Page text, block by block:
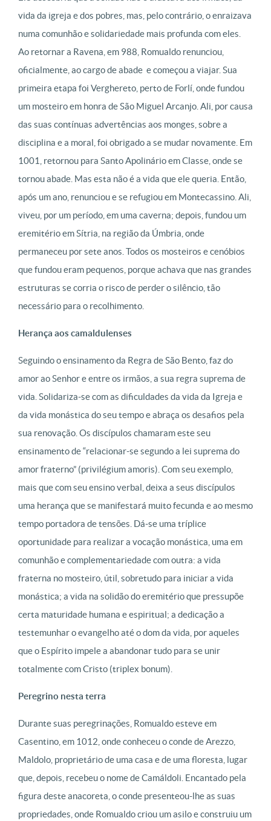
vida da igreja e dos pobres, mas, pelo contrário, o enraizava
numa comunhão e solidariedade mais profunda com eles.
Ao retornar a Ravena, em 988, Romualdo renunciou,
oficialmente, ao cargo de abade e começou a viajar. Sua
primeira etapa foi Verghereto, perto de Forlí, onde fundou
um mosteiro em honra de São Miguel Arcanjo. Ali, por causa
das suas contínuas advertências aos monges, sobre a
disciplina e a moral, foi obrigado a se mudar novamente. Em
1001, retornou para Santo Apolinário em Classe, onde se
tornou abade. Mas esta não é a vida que ele queria. Então,
após um ano, renunciou e se refugiou em Montecassino. Ali,
viveu, por um período, em uma caverna; depois, fundou um
eremitério em Sítria, na região da Úmbria, onde
permaneceu por sete anos. Todos os mosteiros e cenóbios
que fundou eram pequenos, porque achava que nas grandes
estruturas se corria o risco de perder o silêncio, tão
necessário para o recolhimento.
Herança aos camaldulenses
Seguindo o ensinamento da Regra de São Bento, faz do
amor ao Senhor e entre os irmãos, a sua regra suprema de
vida. Solidariza-se com as dificuldades da vida da Igreja e
da vida monástica do seu tempo e abraça os desafios pela
sua renovação. Os discípulos chamaram este seu
ensinamento de “relacionar-se segundo a lei suprema do
amor fraterno” (privilégium amoris). Com seu exemplo,
mais que com seu ensino verbal, deixa a seus discípulos
uma herança que se manifestará muito fecunda e ao mesmo
tempo portadora de tensões. Dá-se uma tríplice
oportunidade para realizar a vocação monástica, uma em
comunhão e complementariedade com outra: a vida
fraterna no mosteiro, útil, sobretudo para iniciar a vida
monástica; a vida na solidão do eremitério que pressupõe
certa maturidade humana e espiritual; a dedicação a
testemunhar o evangelho até o dom da vida, por aqueles
que o Espírito impele a abandonar tudo para se unir
totalmente com Cristo (triplex bonum).
Peregrino nesta terra
Durante suas peregrinações, Romualdo esteve em
Casentino, em 1012, onde conheceu o conde de Arezzo,
Maldolo, proprietário de uma casa e de uma floresta, lugar
que, depois, recebeu o nome de Camáldoli. Encantado pela
figura deste anacoreta, o conde presenteou-lhe as suas
propriedades, onde Romualdo criou um asilo e construiu um